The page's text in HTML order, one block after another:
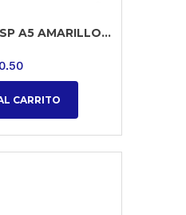
A5 AMARILLO...
0.50
CARRITO